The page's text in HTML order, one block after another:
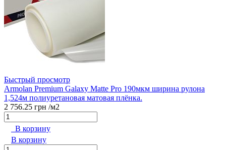
Быстрый просмотр
Armolan Premium Galaxy Matte Pro 190мкм ширина рулона
1,524м полиуретановая матовая плёнка.
2 756.25 грн /м2
В корзину
В корзину